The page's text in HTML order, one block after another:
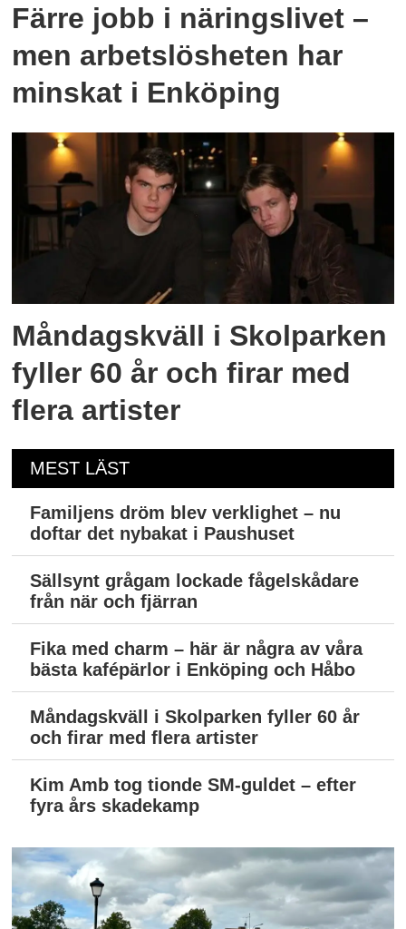
Färre jobb i näringslivet –
men arbetslösheten har
minskat i Enköping
Måndagskväll i Skolparken
fyller 60 år och firar med
flera artister
MEST LÄST
Familjens dröm blev verklighet – nu
doftar det nybakat i Paushuset
Sällsynt grågam lockade fågelskådare
från när och fjärran
Fika med charm – här är några av våra
bästa kafépärlor i Enköping och Håbo
Måndagskväll i Skolparken fyller 60 år
och firar med flera artister
Kim Amb tog tionde SM-guldet – efter
fyra års skadekamp